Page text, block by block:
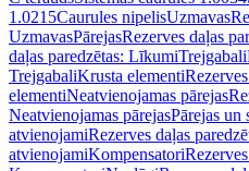
1.0215Caurules nipelisUzmavas
UzmavasPārejasRezerves daļas
daļas paredzētas: LīkumiTrejgabali
TrejgabaliKrusta elementi
elementiNeatvienojamas pārejas
Neatvienojamas pārejasPārejas un
atvienojamiRezerves daļas
atvienojamiKompensatori